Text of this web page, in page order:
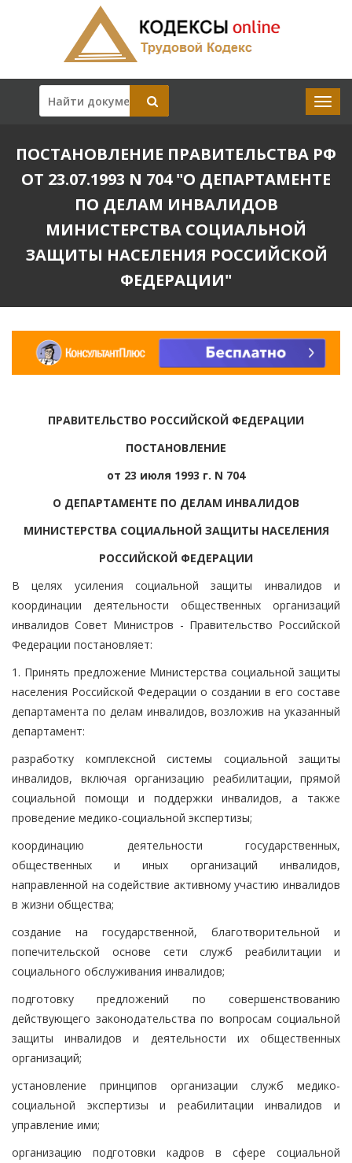
ПОСТАНОВЛЕНИЕ ПРАВИТЕЛЬСТВА РФ
ОТ 23.07.1993 N 704 "О ДЕПАРТАМЕНТЕ
ПО ДЕЛАМ ИНВАЛИДОВ
МИНИСТЕРСТВА СОЦИАЛЬНОЙ
ЗАЩИТЫ НАСЕЛЕНИЯ РОССИЙСКОЙ
ФЕДЕРАЦИИ"
ПРАВИТЕЛЬСТВО РОССИЙСКОЙ ФЕДЕРАЦИИ
ПОСТАНОВЛЕНИЕ
от 23 июля 1993 г. N 704
О ДЕПАРТАМЕНТЕ ПО ДЕЛАМ ИНВАЛИДОВ
МИНИСТЕРСТВА СОЦИАЛЬНОЙ ЗАЩИТЫ НАСЕЛЕНИЯ
РОССИЙСКОЙ ФЕДЕРАЦИИ
В целях усиления социальной защиты инвалидов и
координации деятельности общественных организаций
инвалидов Совет Министров - Правительство Российской
Федерации постановляет:
1. Принять предложение Министерства социальной защиты
населения Российской Федерации о создании в его составе
департамента по делам инвалидов, возложив на указанный
департамент:
разработку комплексной системы социальной защиты
инвалидов, включая организацию реабилитации, прямой
социальной помощи и поддержки инвалидов, а также
проведение медико-социальной экспертизы;
координацию деятельности государственных,
общественных и иных организаций инвалидов,
направленной на содействие активному участию инвалидов
в жизни общества;
создание на государственной, благотворительной и
попечительской основе сети служб реабилитации и
социального обслуживания инвалидов;
подготовку предложений по совершенствованию
действующего законодательства по вопросам социальной
защиты инвалидов и деятельности их общественных
организаций;
установление принципов организации служб медико-
социальной экспертизы и реабилитации инвалидов и
управление ими;
организацию подготовки кадров в сфере социальной